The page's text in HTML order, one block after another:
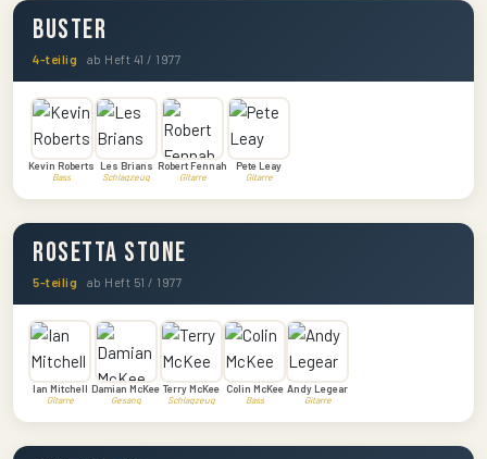
Buster
4-teilig ab Heft 41 / 1977
Kevin Roberts
Bass
Les Brians
Schlagzeug
Robert Fennah
Gitarre
Pete Leay
Gitarre
Rosetta Stone
5-teilig ab Heft 51 / 1977
Ian Mitchell
Gitarre
Damian McKee
Gesang
Terry McKee
Schlagzeug
Colin McKee
Bass
Andy Legear
Gitarre